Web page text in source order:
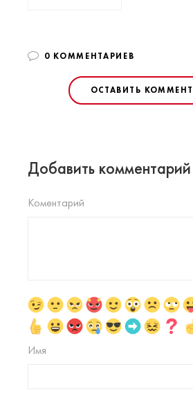
0 КОММЕНТАРИЕВ
ОСТАВИТЬ
Добавить комментарий
Коментарий
Имя